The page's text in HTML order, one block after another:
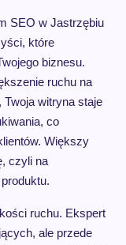
SEO w Jastrzębiu
które
biznesu.
ruchu na
witryna staje
co
Większy
czyli na
ruchu. Ekspert
ale przede